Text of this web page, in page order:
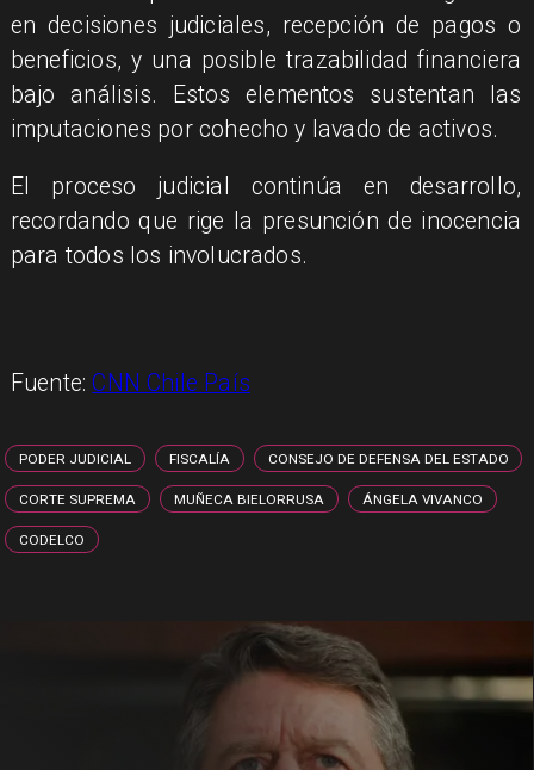
en decisiones judiciales, recepción de pagos o
beneficios, y una posible trazabilidad financiera
bajo análisis. Estos elementos sustentan las
imputaciones por cohecho y lavado de activos.
El proceso judicial continúa en desarrollo,
recordando que rige la presunción de inocencia
para todos los involucrados.
Fuente:CNN Chile País
PODER JUDICIAL FISCALÍA CONSEJO DE DEFENSA DEL ESTADO
CORTE SUPREMA MUÑECA BIELORRUSA ÁNGELA VIVANCO
CODELCO